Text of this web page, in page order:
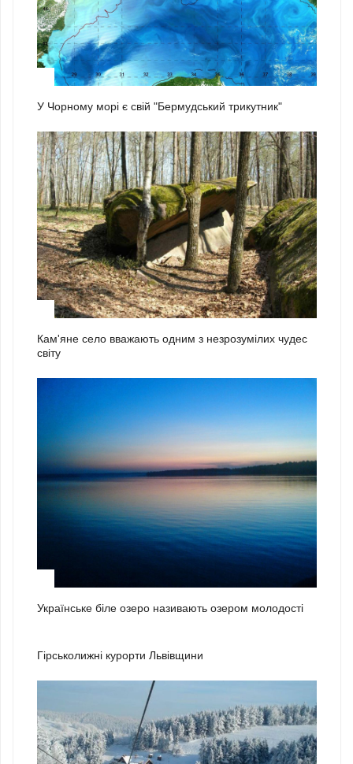
У Чорному морі є свій "Бермудський трикутник"
Кам'яне село вважають одним з незрозумілих чудес
світу
Українське біле озеро називають озером молодості
Гірськолижні курорти Львівщини